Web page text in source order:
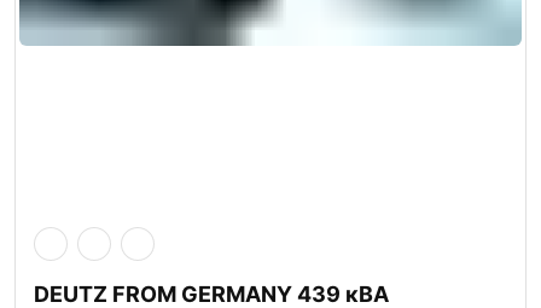
DEUTZ FROM GERMANY 439 кВА